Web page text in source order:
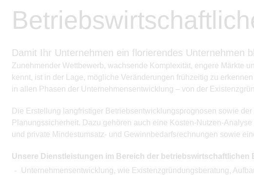
Damit Ihr Unternehmen ein florierendes Unternehmen
Zunehmender Wettbewerb, wachsende Komplexität, engere Märkte
kennt, ist in der Lage, mögliche Veränderungen frühzeitig zu
in allen Phasen der Unternehmensentwicklung – von der
Die Erstellung langfristiger Betriebsentwicklungsprognosen sowie
Planungssicherheit. Dazu gehören auch eine Kosten-Nutzen-
und private Mindestumsatz- und Gewinnbedarfsrechnungen sowie
Unsere Dienstleistungen im Bereich der betriebswirtschaftlichen
Unternehmensentwicklung, wie Existenzgründungsberatung,